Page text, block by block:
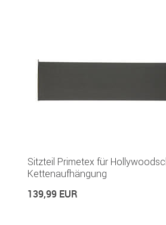
Sitzteil Primetex für
Kettenaufhängung
139,99 EUR